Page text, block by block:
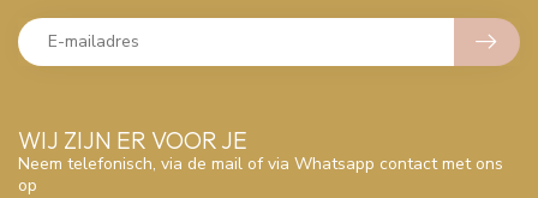
WIJ ZIJN ER VOOR JE
Neem telefonisch, via de mail of via Whatsapp contact met ons
op